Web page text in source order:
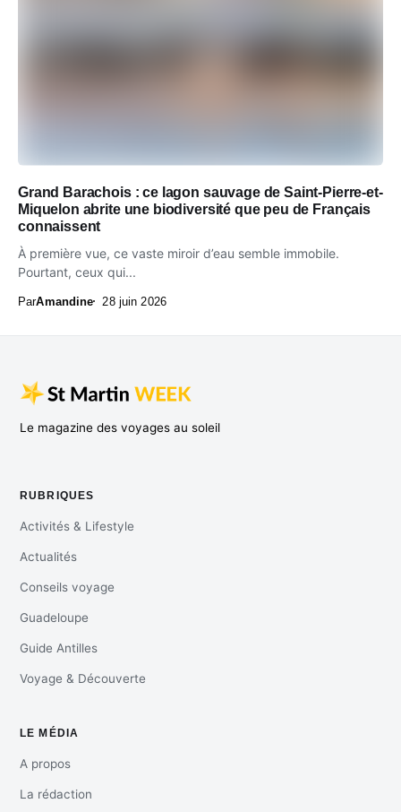
Grand Barachois : ce lagon sauvage de Saint-Pierre-et-
Miquelon abrite une biodiversité que peu de Français
connaissent
À première vue, ce vaste miroir d’eau semble immobile.
Pourtant, ceux qui...
ParAmandine 28 juin 2026
Le magazine des voyages au soleil
RUBRIQUES
Activités & Lifestyle
Actualités
Conseils voyage
Guadeloupe
Guide Antilles
Voyage & Découverte
LE MÉDIA
A propos
La rédaction